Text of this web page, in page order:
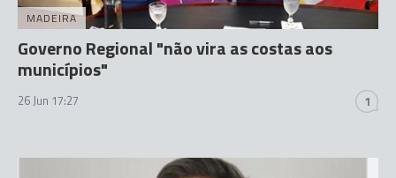
MADEIRA
Governo Regional "não vira as costas aos
municípios"
26 Jun 17:27 1